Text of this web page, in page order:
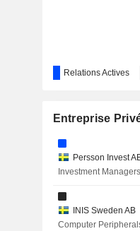
Relations Actives
Entreprise
Persson Invest
Investment Managers
INIS Sweden AB
Computer